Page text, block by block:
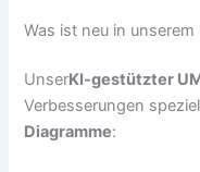
Was ist neu in
UnserKI-gestützter
Verbesserungen
Diagramme: